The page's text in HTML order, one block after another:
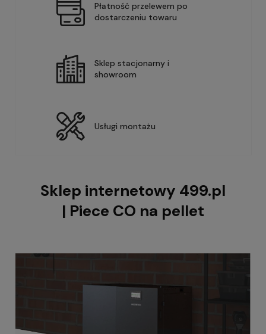
Płatność przelewem po
dostarczeniu towaru
Sklep stacjonarny i
showroom
Usługi montażu
Sklep internetowy 499.pl
| Piece CO na pellet